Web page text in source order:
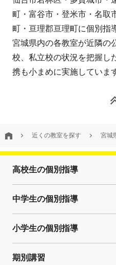
町・富谷市・登米市・名取
町・亘理郡亘理町に個別指
宮城県内の各教室が近隣の
校、私立校の状況を把握し
携も小まめに実施していま
近くの教室を探す 宮城
高校生の個別指導
中学生の個別指導
小学生の個別指導
期別講習